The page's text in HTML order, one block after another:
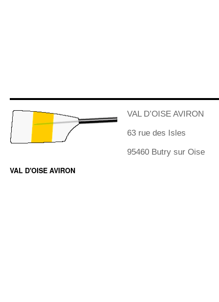
VAL D’OISE AVIRON
63 rue des Isles
95460 Butry sur Oise
VAL D'OISE AVIRON